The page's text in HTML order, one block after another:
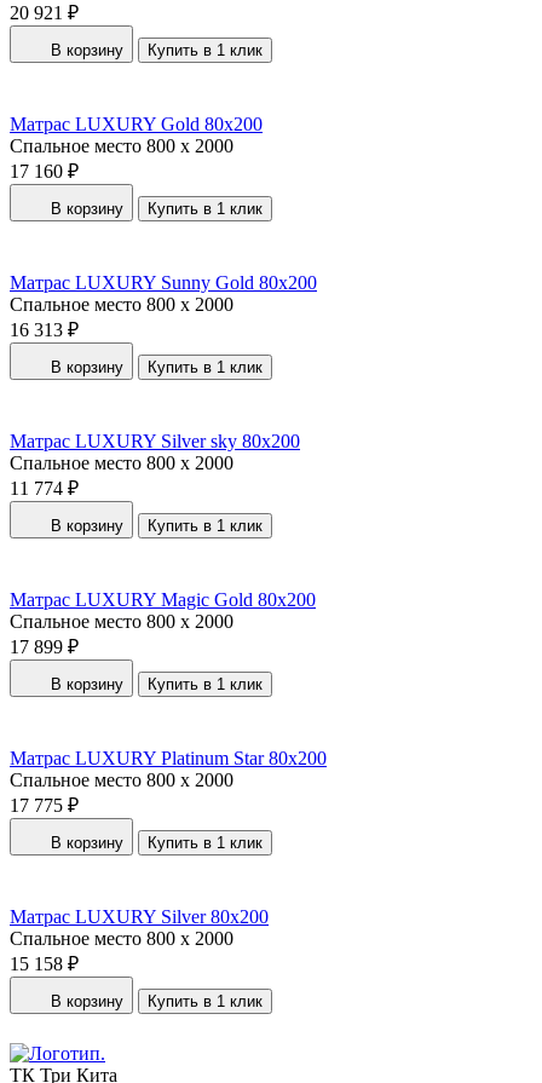
20 921 ₽
В корзину Купить в 1 клик
Матрас LUXURY Gold 80x200
Спальное место 800 x 2000
17 160 ₽
В корзину Купить в 1 клик
Матрас LUXURY Sunny Gold 80x200
Спальное место 800 x 2000
16 313 ₽
В корзину Купить в 1 клик
Матрас LUXURY Silver sky 80x200
Спальное место 800 x 2000
11 774 ₽
В корзину Купить в 1 клик
Матрас LUXURY Magic Gold 80x200
Спальное место 800 x 2000
17 899 ₽
В корзину Купить в 1 клик
Матрас LUXURY Platinum Star 80x200
Спальное место 800 x 2000
17 775 ₽
В корзину Купить в 1 клик
Матрас LUXURY Silver 80x200
Спальное место 800 x 2000
15 158 ₽
В корзину Купить в 1 клик
ТК Три Кита